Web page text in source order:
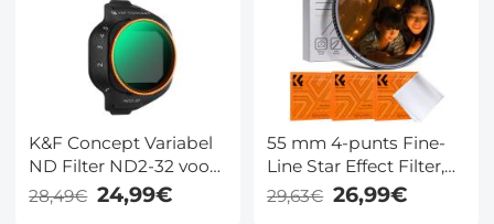
K&F Concept Variabel
ND Filter ND2-32 voor
DJI Mini 5 Pro – Multi-
Coated Glas voor
28,49€ 24,99€
55 mm 4-punts Fine-
Line Star Effect Filter,
Cine & Dreamlike
Special Filter, 18-laags
29,63€ 26,99€